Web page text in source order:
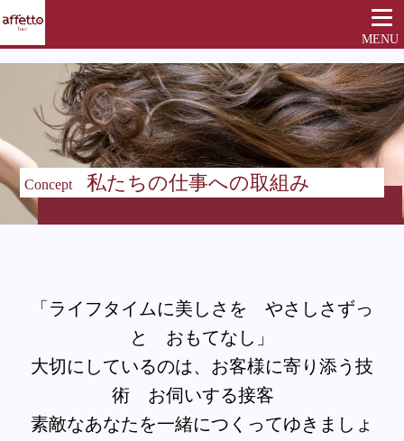
MENU
Concept私たちの仕事への取組み
「ライフタイムに美しさを やさしさずっ
と おもてなし」
大切にしているのは、お客様に寄り添う技
術 お伺いする接客
素敵なあなたを一緒につくってゆきましょ